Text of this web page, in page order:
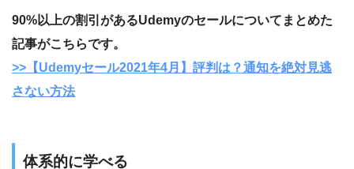
90%以上の割引があるUdemyのセールについてまとめた
記事がこちらです。
>>【Udemyセール2021年4月】評判は？通知を絶対見逃
さない方法
体系的に学べる